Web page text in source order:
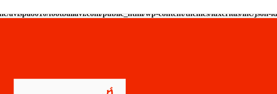
avispa8010/footballavi.com/public_html/wp-content/themes/luxeritas/inc/json-